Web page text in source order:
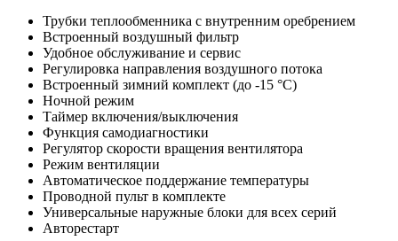
Трубки теплообменника с внутренним оребрением
Встроенный воздушный фильтр
Удобное обслуживание и сервис
Регулировка направления воздушного потока
Встроенный зимний комплект (до -15 °С)
Ночной режим
Таймер включения/выключения
Функция самодиагностики
Регулятор скорости вращения вентилятора
Режим вентиляции
Автоматическое поддержание температуры
Проводной пульт в комплекте
Универсальные наружные блоки для всех серий
Авторестарт